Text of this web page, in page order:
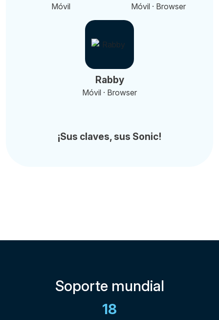
Móvil Móvil · Browser
Rabby
Móvil · Browser
¡Sus claves, sus Sonic!
Soporte mundial
18